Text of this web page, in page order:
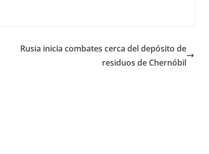
Rusia inicia combates cerca del depósito de
residuos de Chernóbil